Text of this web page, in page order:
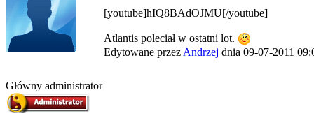
Główny administrator
[youtube]hIQ8BAdOJMU[/youtube]
Atlantis poleciał w ostatni lot.
Edytowane przez Andrzej dnia 09-07-2011